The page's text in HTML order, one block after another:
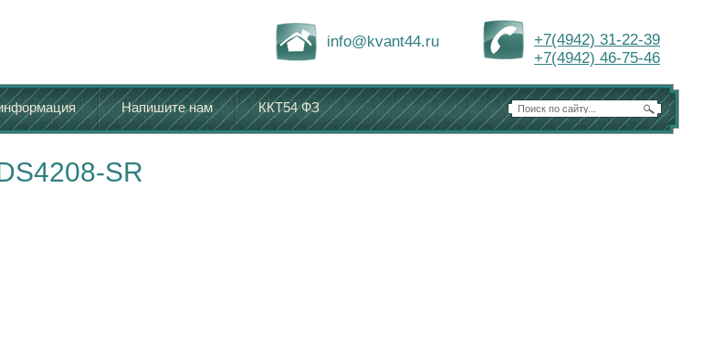
+7(4942) 31-22-39
+7(4942) 46-75-46
info@kvant44.ru
Напишите нам ККТ54 ФЗ
SR